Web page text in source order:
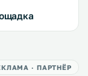
· ПАРТНЁР